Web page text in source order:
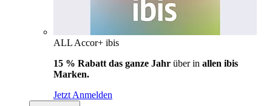
ALL Accor+ ibis
15 % Rabatt das ganze Jahr über in allen ibis
Marken.
Jetzt Anmelden